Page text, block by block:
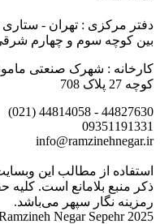
دفتر مرکزی : تهران -
بین کوچه سوم و چهارم شرقی - پلاک
کارخانه : شهرک صنعتی
کوچه 27 پلاک 708
44827630 - 44814058 (021)
09351191331
info@ramzinehnegar.ir
استفاده از مطالب این
ذکر منبع بلامانع است.
رمزینه نگار سپهر می‌باشد.
Negar Sepehr 2025 ©